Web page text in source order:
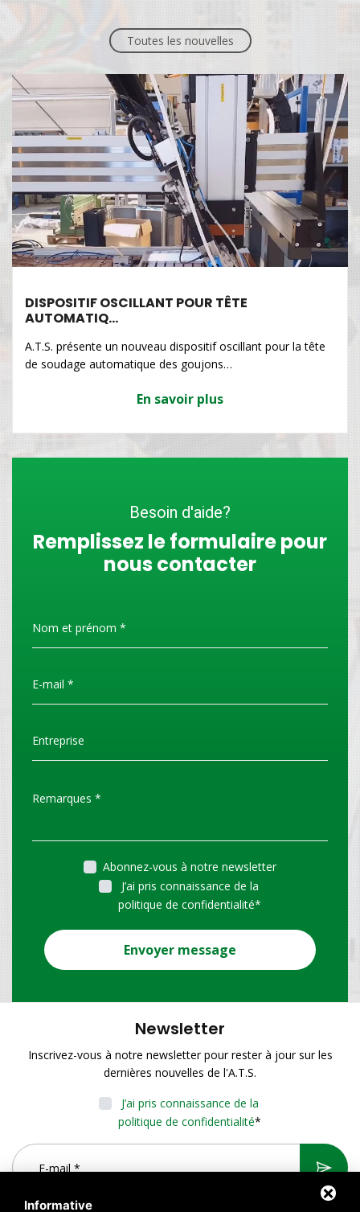
Toutes les nouvelles
DISPOSITIF OSCILLANT POUR TÊTE
AUTOMATIQ…
A.T.S. présente un nouveau dispositif oscillant pour la tête
de soudage automatique des goujons…
En savoir plus
Besoin d'aide?
Remplissez le formulaire pour
nous contacter
Abonnez-vous à notre newsletter
J’ai pris connaissance de la
politique de confidentialité*
Envoyer message
Newsletter
Inscrivez-vous à notre newsletter pour rester à jour sur les
dernières nouvelles de l'A.T.S.
J’ai pris connaissance de la
politique de confidentialité*
Informative